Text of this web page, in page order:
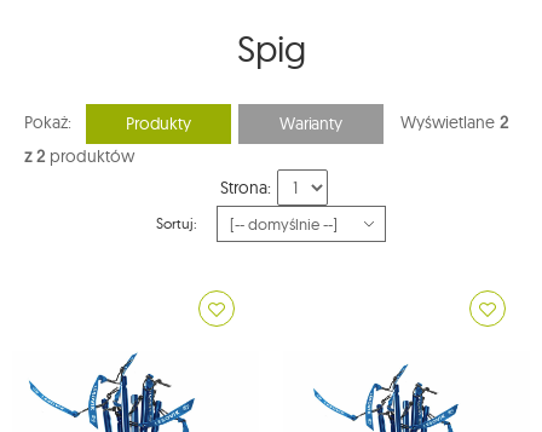
Spig
Pokaż: Produkty Warianty Wyświetlane 2
z 2 produktów
Strona:
Sortuj: